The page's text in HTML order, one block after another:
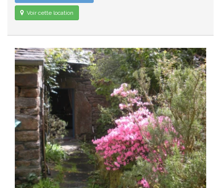
Voir cette location